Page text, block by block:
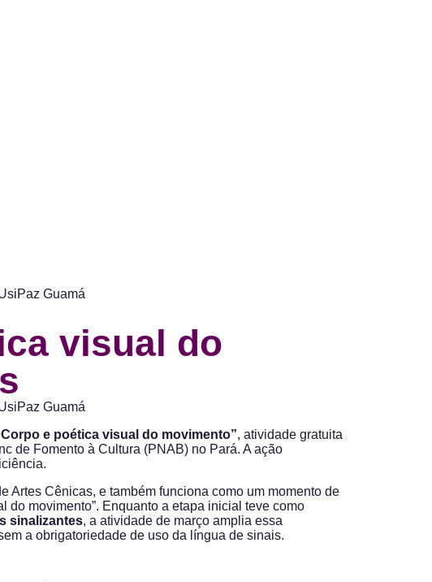
visual do
e poética visual do movimento”, atividade gratuita
de Fomento à Cultura (PNAB) no Pará. A ação
Artes Cênicas, e também funciona como um momento de
do movimento”. Enquanto a etapa inicial teve como
sinalizantes, a atividade de março amplia essa
a obrigatoriedade de uso da língua de sinais.